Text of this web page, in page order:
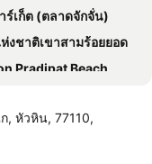
ร์เก็ต (ตลาดจักจั่น)
งชาติเขาสามร้อยยอด
Pradipat Beach
หินฮิลล์วินยาร์ด
, หัวหิน, 77110,